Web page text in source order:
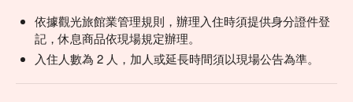
依據觀光旅館業管理規則，辦理入住時須提供身分證件登
記，休息商品依現場規定辦理。
入住人數為 2 人，加人或延長時間須以現場公告為準。